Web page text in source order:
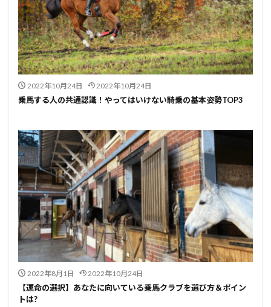
2022年10月24日 2022年10月24日
乗馬する人の共通認識！やってはいけない騎乗の基本姿勢TOP3
2022年8月1日 2022年10月24日
【運命の選択】あなたに向いている乗馬クラブを選び方＆ポイン
トは?